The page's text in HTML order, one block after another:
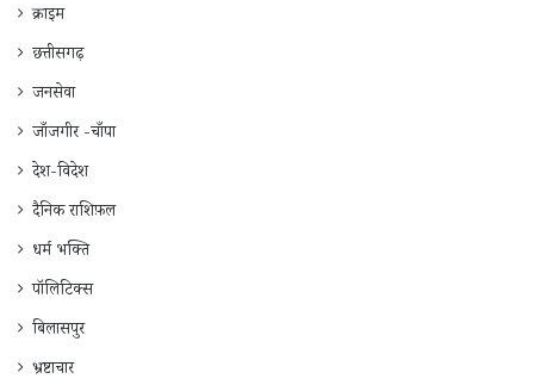
क्राइम
छत्तीसगढ़
जनसेवा
जाँजगीर -चाँपा
देश-विदेश
दैनिक राशिफ़ल
धर्म भक्ति
पॉलिटिक्स
बिलासपुर
भ्रष्टाचार